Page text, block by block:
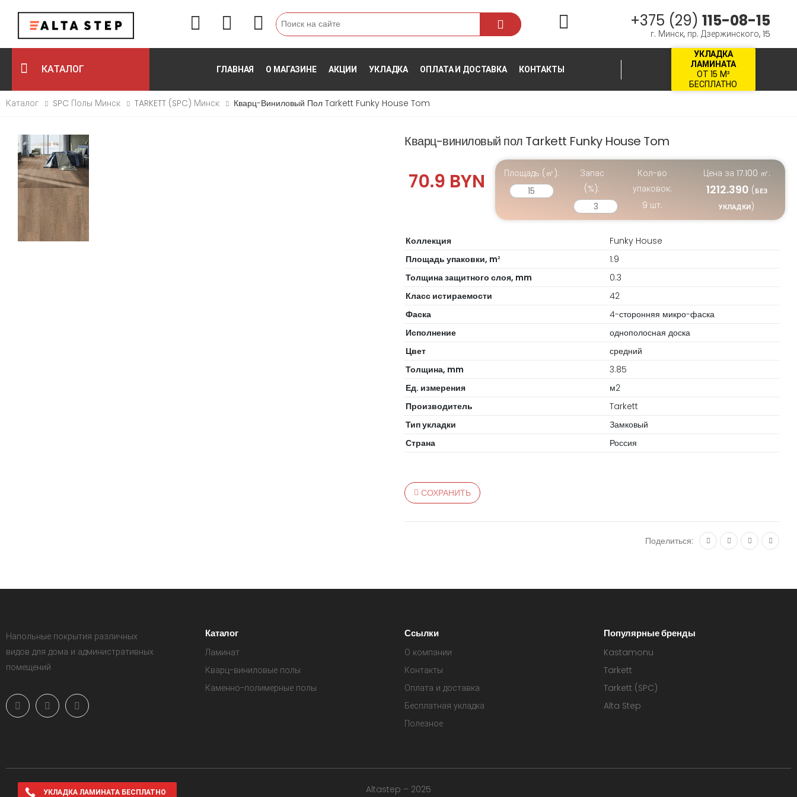
Поиск +375 (29) 115-08-15
г. Минск, пр. Дзержинского, 15
КАТАЛОГ ГЛАВНАЯ О МАГАЗИНЕ АКЦИИ УКЛАДКА ОПЛАТА И ДОСТАВКА КОНТАКТЫ
УКЛАДКА
ЛАМИНАТА
ОТ 15 М²
БЕСПЛАТНО
Каталог
SPC Полы Минск TARKETT (SPC) Минск Кварц-Виниловый Пол Tarkett Funky House Tom
Кварц-виниловый пол Tarkett Funky House Tom
70.9 BYN Площадь (㎡):
Запас
(%):
Кол-во
упаковок:
9 шт.
Цена за 17.100 ㎡:
1212.390 (БЕЗ
УКЛАДКИ)
Коллекция
Funky House
Площадь упаковки, m2
1.9
Толщина защитного слоя, mm
0.3
Класс истираемости
42
Фаска
4-сторонняя микро-фаска
Исполнение
однополосная доска
Цвет
средний
Толщина, mm
3.85
Ед. измерения
м2
Производитель
Tarkett
Тип укладки
Замковый
Страна
Россия
СОХРАНИТЬ
Поделиться:
Напольные покрытия различных
видов для дома и административных
помещений
Каталог
Ламинат
Кварц-виниловые полы
Каменно-полимерные полы
Ссылки
О компании
Контакты
Оплата и доставка
Бесплатная укладка
Полезное
Популярные бренды
Kastamonu
Tarkett
Tarkett (SPC)
Alta Step
Altastep – 2025
УКЛАДКА ЛАМИНАТА БЕСПЛАТНО